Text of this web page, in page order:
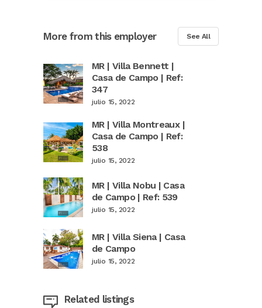
More from this employer See All
MR | Villa Bennett |
Casa de Campo | Ref:
347
julio 15, 2022
MR | Villa Montreaux |
Casa de Campo | Ref:
538
julio 15, 2022
MR | Villa Nobu | Casa
de Campo | Ref: 539
julio 15, 2022
MR | Villa Siena | Casa
de Campo
julio 15, 2022
Related listings